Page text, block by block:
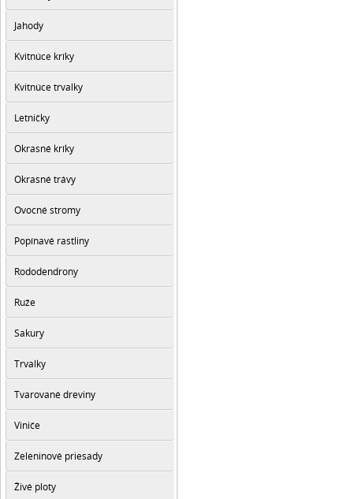
Jahody
Kvitnúce kríky
Kvitnúce trvalky
Letničky
Okrasné kríky
Okrasné trávy
Ovocné stromy
Popínavé rastliny
Rododendrony
Ruže
Sakury
Trvalky
Tvarované dreviny
Viniče
Zeleninové priesady
Živé ploty